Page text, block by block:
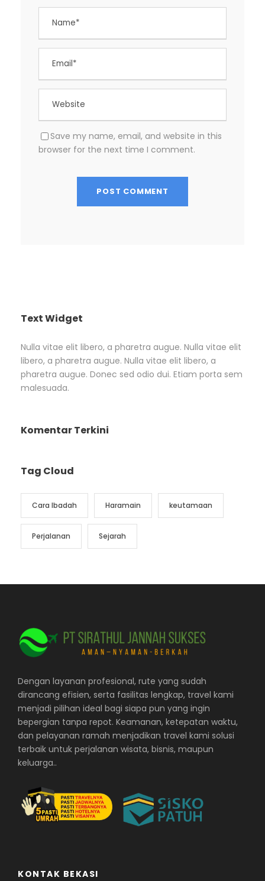
Save my name, email, and website in this
browser for the next time I comment.
Text Widget
Nulla vitae elit libero, a pharetra augue. Nulla vitae elit
libero, a pharetra augue. Nulla vitae elit libero, a
pharetra augue. Donec sed odio dui. Etiam porta sem
malesuada.
Komentar Terkini
Tag Cloud
Cara Ibadah Haramain keutamaan
Perjalanan Sejarah
Dengan layanan profesional, rute yang sudah
dirancang efisien, serta fasilitas lengkap, travel kami
menjadi pilihan ideal bagi siapa pun yang ingin
bepergian tanpa repot. Keamanan, ketepatan waktu,
dan pelayanan ramah menjadikan travel kami solusi
terbaik untuk perjalanan wisata, bisnis, maupun
keluarga..
KONTAK BEKASI